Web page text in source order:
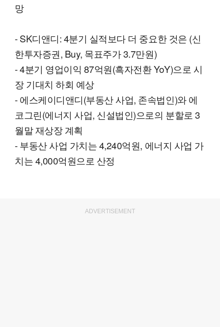
망
- SK디앤디: 4분기 실적보다 더 중요한 것은 (신
한투자증권, Buy, 목표주가 3.7만원)
- 4분기 영업이익 87억원(흑자전환 YoY)으로 시
장 기대치 하회 예상
- 에스케이디앤디(부동산 사업, 존속법인)와 에
코그린(에너지 사업, 신설법인)으로의 분할로 3
월말 재상장 계획
- 부동산 사업 가치는 4,240억원, 에너지 사업 가
치는 4,000억원으로 산정
ADVERTISEMENT